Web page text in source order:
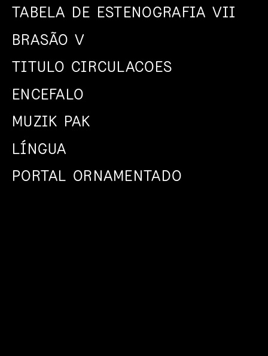
TABELA DE ESTENOGRAFIA VII
BRASÃO V
TITULO CIRCULACOES
ENCEFALO
MUZIK PAK
LÍNGUA
PORTAL ORNAMENTADO